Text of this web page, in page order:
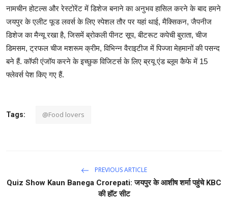
नामचीन होटल्स और रेस्टोरेंट में डिशेज बनाने का अनुभव हासिल करने के बाद हमने
जयपुर के एलीट फूड लवर्स के लिए स्पेशल तौर पर यहां थाई, मैक्सिकन, जैपनीज
डिशेज का मैन्यू रखा है, जिसमें ब्रोकली पीनट सूप, बीटरूट कपेची बुराता, चीज
डिमसम, ट्रफल चीज मशरूम क्रीम, विभिन्न वैराइटीज में पिज्जा मेहमानों की पसन्द
बने हैं. कॉफी एंजॉय करने के इच्छुक विजिटर्स के लिए ब्रयू एंड ब्लूम कैफे में 15
फ्लेवर्स पेश किए गए हैं.
Tags: @Food lovers
PREVIOUS ARTICLE
Quiz Show Kaun Banega Crorepati: जयपुर के आशीष शर्मा पहुंचे KBC
की हॉट सीट